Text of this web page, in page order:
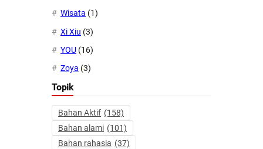
Wisata (1)
Xi Xiu (3)
YOU (16)
Zoya (3)
Topik
Bahan Aktif (158)
Bahan alami (101)
Bahan rahasia (37)